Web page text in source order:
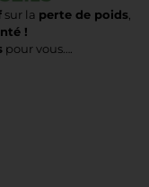
sur la perte de poids,
!
pour vous….